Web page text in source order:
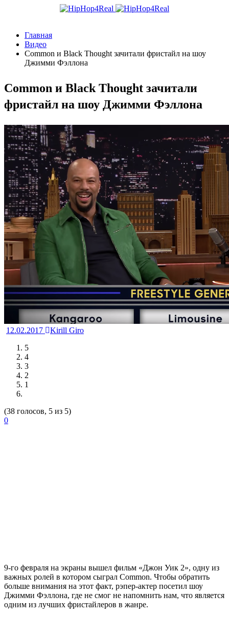
Главная
Видео
Common и Black Thought зачитали фристайл на шоу
Джимми Фэллона
Common и Black Thought зачитали
фристайл на шоу Джимми Фэллона
12.02.2017
Kirill Giro
5
4
3
2
1
(38 голосов, 5 из 5)
0
9-го февраля на экраны вышел фильм «Джон Уик 2», одну из
важных ролей в котором сыграл Common. Чтобы обратить
больше внимания на этот факт, рэпер-актер посетил шоу
Джимми Фэллона, где не смог не напомнить нам, что является
одним из лучших фристайлеров в жанре.